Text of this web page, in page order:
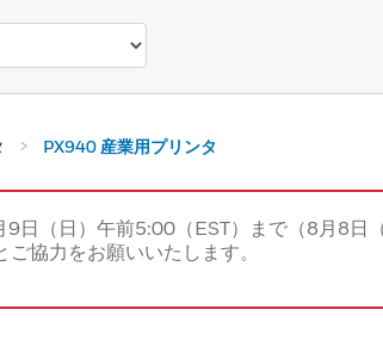
PX940 産業用プリンタ
日（日）午前5:00（EST）まで（8月8
協力をお願いいたします。